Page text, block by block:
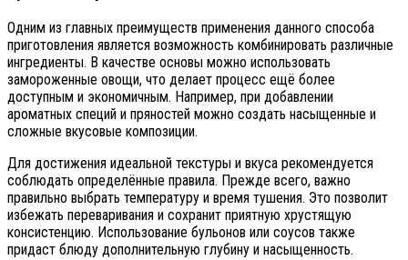
Одним из главных преимуществ применения данного способа
приготовления является возможность комбинировать различные
ингредиенты. В качестве основы можно использовать
замороженные овощи, что делает процесс ещё более
доступным и экономичным. Например, при добавлении
ароматных специй и пряностей можно создать насыщенные и
сложные вкусовые композиции.
Для достижения идеальной текстуры и вкуса рекомендуется
соблюдать определённые правила. Прежде всего, важно
правильно выбрать температуру и время тушения. Это позволит
избежать переваривания и сохранит приятную хрустящую
консистенцию. Использование бульонов или соусов также
придаст блюду дополнительную глубину и насыщенность.